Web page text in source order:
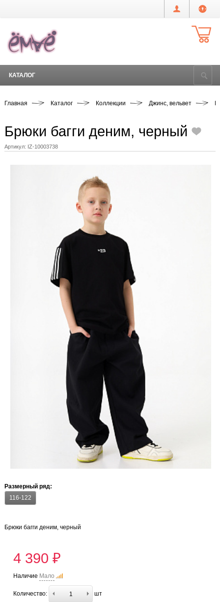
КАТАЛОГ
Главная Каталог Коллекции Джинс, вельвет
Брюки багги деним, черный
Артикул: IZ-10003738
Размерный ряд:
116-122
Брюки багги деним, черный
4 390 ₽
Наличие Мало
Количество: шт